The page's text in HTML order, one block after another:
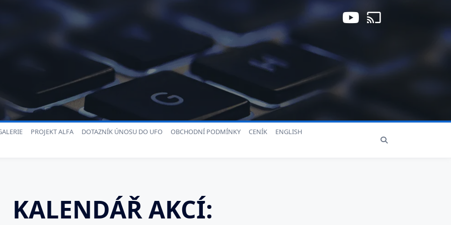
PROJEKT ALFA DOTAZNÍK ÚNOSU DO UFO OBCHODNÍ PODMÍNKY CENÍK
ENGLISH
KALENDÁŘ AKCÍ: